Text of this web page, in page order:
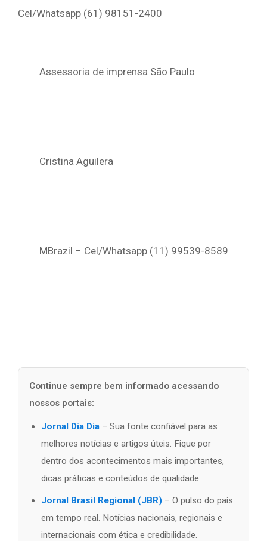
Cel/Whatsapp (61) 98151-2400
Assessoria de imprensa São Paulo
Cristina Aguilera
MBrazil – Cel/Whatsapp (11) 99539-8589
Continue sempre bem informado acessando
nossos portais:
Jornal Dia Dia – Sua fonte confiável para as
melhores notícias e artigos úteis. Fique por
dentro dos acontecimentos mais importantes,
dicas práticas e conteúdos de qualidade.
Jornal Brasil Regional (JBR) – O pulso do país
em tempo real. Notícias nacionais, regionais e
internacionais com ética e credibilidade.